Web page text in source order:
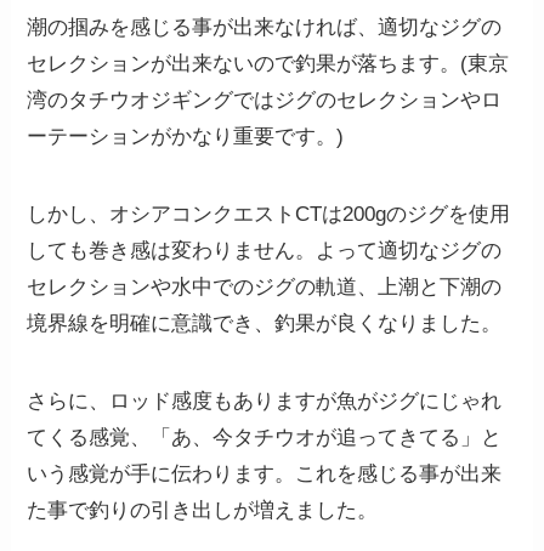
潮の掴みを感じる事が出来なければ、適切なジグの
セレクションが出来ないので釣果が落ちます。(東京
湾のタチウオジギングではジグのセレクションやロ
ーテーションがかなり重要です。)
しかし、オシアコンクエストCTは200gのジグを使用
しても巻き感は変わりません。よって適切なジグの
セレクションや水中でのジグの軌道、上潮と下潮の
境界線を明確に意識でき、釣果が良くなりました。
さらに、ロッド感度もありますが魚がジグにじゃれ
てくる感覚、「あ、今タチウオが追ってきてる」と
いう感覚が手に伝わります。これを感じる事が出来
た事で釣りの引き出しが増えました。